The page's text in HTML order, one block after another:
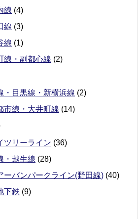
線 (4)
線 (3)
線 (1)
線・副都心線 (2)
・目黒線・新横浜線 (2)
市線・大井町線 (14)
ツリーライン (36)
・越生線 (28)
ーバンパークライン(野田線) (40)
下鉄 (9)